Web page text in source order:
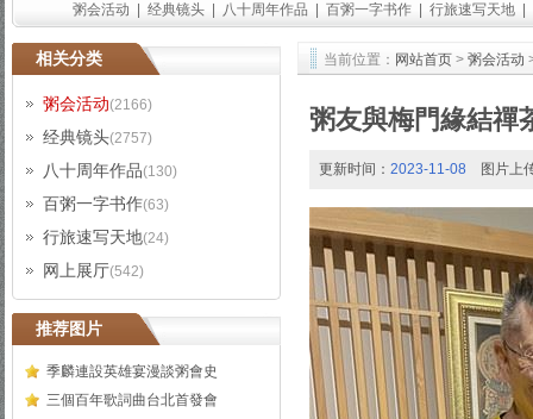
粥会活动 经典镜头 八十周年作品 百粥一字书作 行旅速写天地
相关分类
粥会活动(2166)
经典镜头(2757)
八十周年作品(130)
百粥一字书作(63)
行旅速写天地(24)
网上展厅(542)
推荐图片
季麟連設英雄宴漫談粥會史
三個百年歌詞曲台北首發會
当前位置： 网站首页 > 粥会活动
粥友與梅門緣結禪
更新时间： 2023-11-08 图片上